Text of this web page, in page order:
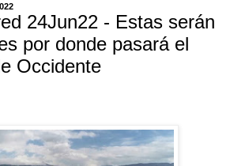
24Jun22 - Estas serán
por donde pasará el
Occidente